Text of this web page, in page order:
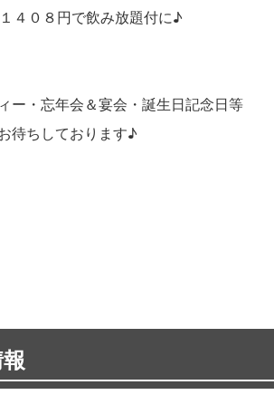
４０８円で飲み放題付に♪
ー・忘年会＆宴会・誕生日記念日等
待ちしております♪